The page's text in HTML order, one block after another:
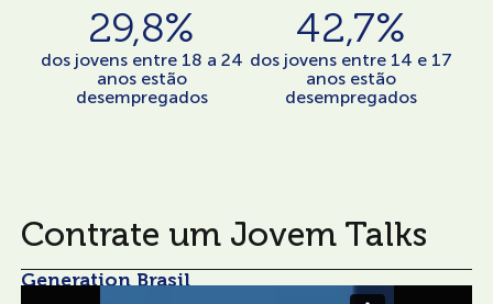
29,8%
dos jovens entre 18 a 24
anos estão
desempregados
42,7%
dos jovens entre 14 e 17
anos estão
desempregados
Contrate um Jovem Talks
Generation Brasil